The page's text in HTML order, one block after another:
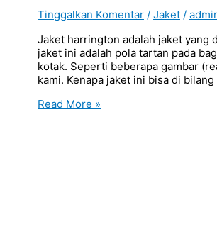
Tinggalkan Komentar / Jaket /
Jaket harrington adalah jaket yang
jaket ini adalah pola tartan pada
kotak. Seperti beberapa gambar
kami. Kenapa jaket ini bisa di
Konveksi
Read More »